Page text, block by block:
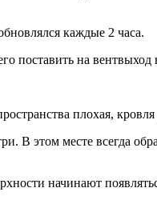
каждые 2 часа.
на
плохая,
этом месте всегда
начинают